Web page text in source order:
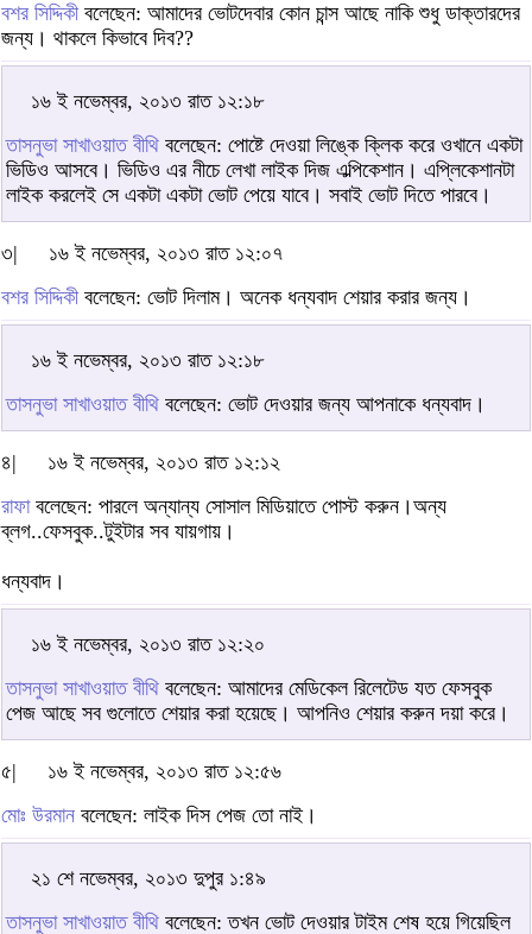
বশর সিদ্দিকীবলেছেন: আমাদের ভোটদেবার কোন চান্স আছে নাকি শুধু ডাক্তারদের
জন্য। থাকলে কিভাবে দিব??
১৬ ই নভেম্বর, ২০১৩ রাত ১২:১৮
তাসনুভা সাখাওয়াত বীথি বলেছেন: পোষ্টে দেওয়া লিঙ্কে ক্লিক করে ওখানে একটা
ভিডিও আসবে। ভিডিও এর নীচে লেখা লাইক দিজ এল্পিকেশান। এপ্লিকেশানটা
লাইক করলেই সে একটা একটা ভোট পেয়ে যাবে। সবাই ভোট দিতে পারবে।
৩|
১৬ ই নভেম্বর, ২০১৩ রাত ১২:০৭
বশর সিদ্দিকীবলেছেন: ভোট দিলাম। অনেক ধন্যবাদ শেয়ার করার জন্য।
১৬ ই নভেম্বর, ২০১৩ রাত ১২:১৮
তাসনুভা সাখাওয়াত বীথি বলেছেন: ভোট দেওয়ার জন্য আপনাকে ধন্যবাদ।
৪|
১৬ ই নভেম্বর, ২০১৩ রাত ১২:১২
রাফাবলেছেন: পারলে অন্যান্য সোসাল মিডিয়াতে পোস্ট করুন।অন্য
ব্লগ..ফেসবুক..টুইটার সব যায়গায়।
ধন্যবাদ।
১৬ ই নভেম্বর, ২০১৩ রাত ১২:২০
তাসনুভা সাখাওয়াত বীথি বলেছেন: আমাদের মেডিকেল রিলেটেড যত ফেসবুক
পেজ আছে সব গুলোতে শেয়ার করা হয়েছে। আপনিও শেয়ার করুন দয়া করে।
৫|
১৬ ই নভেম্বর, ২০১৩ রাত ১২:৫৬
মোঃ উরমান বলেছেন: লাইক দিস পেজ তো নাই।
২১ শে নভেম্বর, ২০১৩ দুপুর ১:৪৯
তাসনুভা সাখাওয়াত বীথি বলেছেন: তখন ভোট দেওয়ার টাইম শেষ হয়ে গিয়েছিল